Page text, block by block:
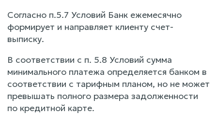
Согласно п.5.7 Условий Банк ежемесячно
формирует и направляет клиенту счет-
выписку.
В соответствии с п. 5.8 Условий сумма
минимального платежа определяется банком в
соответствии с тарифным планом, но не может
превышать полного размера задолженности
по кредитной карте.